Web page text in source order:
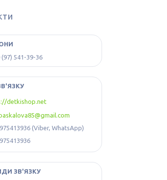
(97) 541-39-36
detkishop.net
(Viber, WhatsApp)
ЗВ'ЯЗКУ